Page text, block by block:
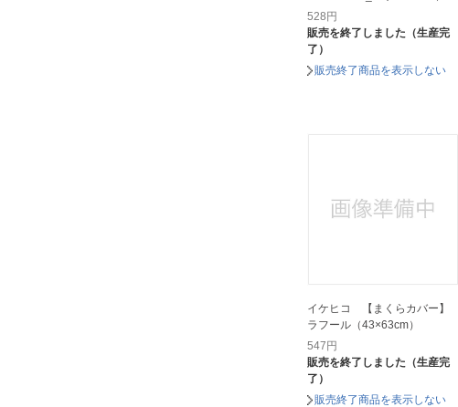
528 円
販売を終了しました（生産完
了）
販売終了商品を表示しない
イケヒコ 【まくらカバー】
ラフール（43×63cm）
547円
販売を終了しました（生産完
了）
販売終了商品を表示しない